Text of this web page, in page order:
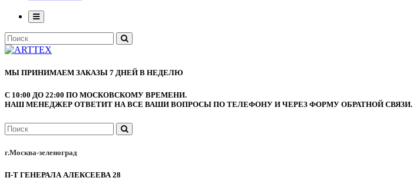
МЫ ПРИНИМАЕМ ЗАКАЗЫ 7 ДНЕЙ В НЕДЕЛЮ
С 10:00 ДО 22:00 ПО МОСКОВСКОМУ ВРЕМЕНИ.
НАШ МЕНЕДЖЕР ОТВЕТИТ НА ВСЕ ВАШИ ВОПРОСЫ ПО ТЕЛЕФОНУ И ЧЕРЕЗ ФОРМУ ОБРАТНОЙ СВЯЗИ.
г.Москва-зеленоград
П-Т ГЕНЕРАЛА АЛЕКСЕЕВА 28